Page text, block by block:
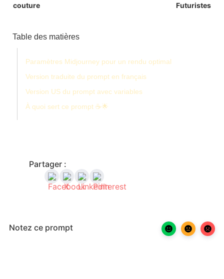
couture
Futuristes
Table des matières
Paramètres Midjourney pour un rendu optimal
Version traduite du prompt en français
Version US du prompt avec variables
À quoi sert ce prompt ☕🌟
Partager :
Notez ce prompt